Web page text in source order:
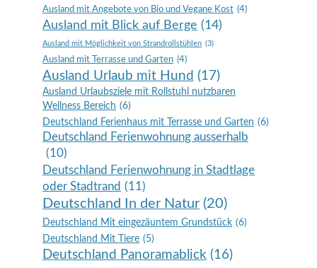
Ausland mit Angebote von Bio und Vegane Kost (4)
Ausland mit Blick auf Berge (14)
Ausland mit Möglichkeit von Strandrollstühlen (3)
Ausland mit Terrasse und Garten (4)
Ausland Urlaub mit Hund (17)
Ausland Urlaubsziele mit Rollstuhl nutzbaren
Wellness Bereich (6)
Deutschland Ferienhaus mit Terrasse und Garten (6)
Deutschland Ferienwohnung ausserhalb
(10)
Deutschland Ferienwohnung in Stadtlage
oder Stadtrand (11)
Deutschland In der Natur (20)
Deutschland Mit eingezäuntem Grundstück (6)
Deutschland Mit Tiere (5)
Deutschland Panoramablick (16)